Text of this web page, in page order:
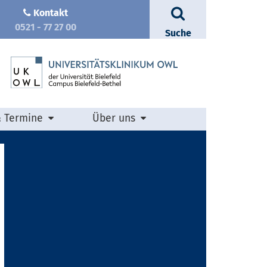
Kontakt
0521 - 77 27 00
Suche
Termine Über uns